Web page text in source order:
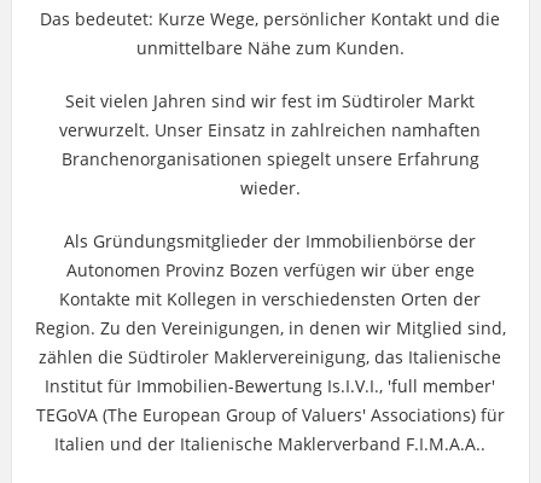
Das bedeutet: Kurze Wege, persönlicher Kontakt und die
unmittelbare Nähe zum Kunden.
Seit vielen Jahren sind wir fest im Südtiroler Markt
verwurzelt. Unser Einsatz in zahlreichen namhaften
Branchenorganisationen spiegelt unsere Erfahrung
wieder.
Als Gründungsmitglieder der Immobilienbörse der
Autonomen Provinz Bozen verfügen wir über enge
Kontakte mit Kollegen in verschiedensten Orten der
Region. Zu den Vereinigungen, in denen wir Mitglied sind,
zählen die Südtiroler Maklervereinigung, das Italienische
Institut für Immobilien-Bewertung Is.I.V.I., 'full member'
TEGoVA (The European Group of Valuers' Associations) für
Italien und der Italienische Maklerverband F.I.M.A.A..